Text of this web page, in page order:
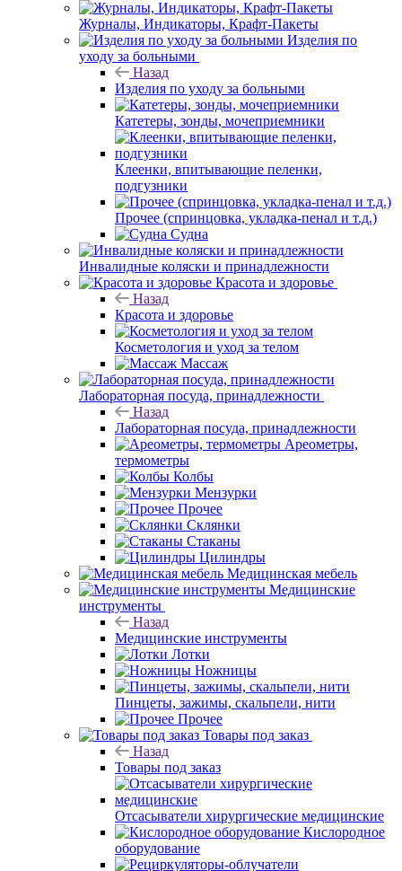
Журналы, Индикаторы, Крафт-Пакеты
Изделия по
уходу за больными
Назад
Изделия по уходу за больными
Катетеры, зонды, мочеприемники
Клеенки, впитывающие пеленки,
подгузники
Прочее (спринцовка, укладка-пенал и т.д.)
Судна
Инвалидные коляски и принадлежности
Красота и здоровье
Назад
Красота и здоровье
Косметология и уход за телом
Массаж
Лабораторная посуда, принадлежности
Назад
Лабораторная посуда, принадлежности
Ареометры,
термометры
Колбы
Мензурки
Прочее
Склянки
Стаканы
Цилиндры
Медицинская мебель
Медицинские
инструменты
Назад
Медицинские инструменты
Лотки
Ножницы
Пинцеты, зажимы, скальпели, нити
Прочее
Товары под заказ
Назад
Товары под заказ
Отсасыватели хирургические медицинские
Кислородное
оборудование